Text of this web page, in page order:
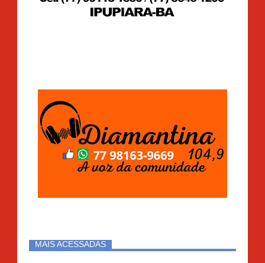
MAIS ACESSADAS